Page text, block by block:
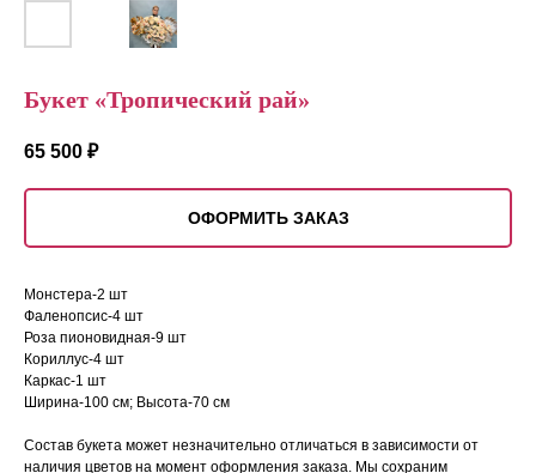
Букет «Тропический рай»
65 500 ₽
ОФОРМИТЬ ЗАКАЗ
Монстера-2 шт
Фаленопсис-4 шт
Роза пионовидная-9 шт
Кориллус-4 шт
Каркас-1 шт
Ширина-100 см; Высота-70 см
Состав букета может незначительно отличаться в зависимости от
наличия цветов на момент оформления заказа. Мы сохраним